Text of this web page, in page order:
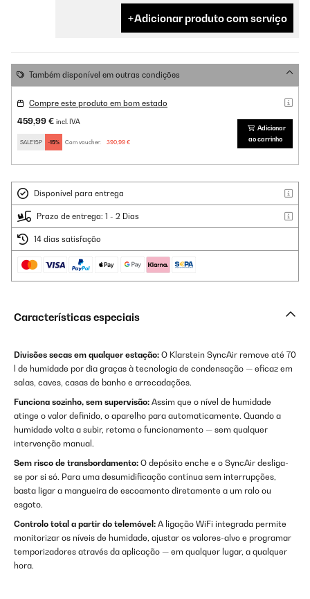
Adicionar produto com serviço
Também disponível em outras condições
Compre este produto em bom estado
459,99 € incl. IVA
SALE15P -15% Com voucher: 390,99 €
Adicionar
ao carrinho
Disponível para entrega
Prazo de entrega: 1 - 2 Dias
14 dias satisfação
Características especiais
Divisões secas em qualquer estação: O Klarstein SyncAir remove até 70
l de humidade por dia graças à tecnologia de condensação — eficaz em
salas, caves, casas de banho e arrecadações.
Funciona sozinho, sem supervisão: Assim que o nível de humidade
atinge o valor definido, o aparelho para automaticamente. Quando a
humidade volta a subir, retoma o funcionamento — sem qualquer
intervenção manual.
Sem risco de transbordamento: O depósito enche e o SyncAir desliga-
se por si só. Para uma desumidificação contínua sem interrupções,
basta ligar a mangueira de escoamento diretamente a um ralo ou
esgoto.
Controlo total a partir do telemóvel: A ligação WiFi integrada permite
monitorizar os níveis de humidade, ajustar os valores-alvo e programar
temporizadores através da aplicação — em qualquer lugar, a qualquer
hora.